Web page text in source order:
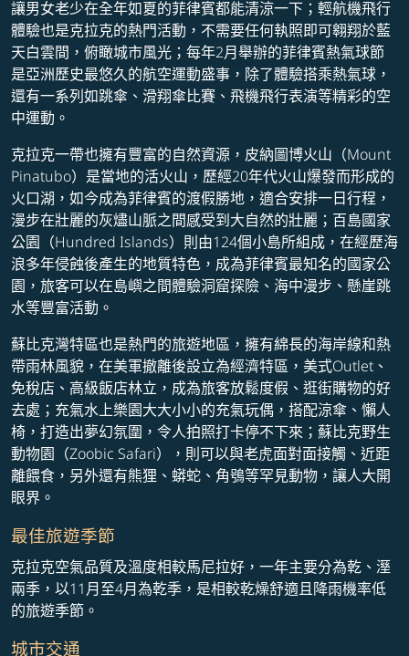
讓男女老少在全年如夏的菲律賓都能清涼一下；輕航機飛行
體驗也是克拉克的熱門活動，不需要任何執照即可翱翔於藍
天白雲間，俯瞰城市風光；每年2月舉辦的菲律賓熱氣球節
是亞洲歷史最悠久的航空運動盛事，除了體驗搭乘熱氣球，
還有一系列如跳傘、滑翔傘比賽、飛機飛行表演等精彩的空
中運動。
克拉克一帶也擁有豐富的自然資源，皮納圖博火山（Mount
Pinatubo）是當地的活火山，歷經20年代火山爆發而形成的
火口湖，如今成為菲律賓的渡假勝地，適合安排一日行程，
漫步在壯麗的灰燼山脈之間感受到大自然的壯麗；百島國家
公園（Hundred Islands）則由124個小島所組成，在經歷海
浪多年侵蝕後產生的地質特色，成為菲律賓最知名的國家公
園，旅客可以在島嶼之間體驗洞窟探險、海中漫步、懸崖跳
水等豐富活動。
蘇比克灣特區也是熱門的旅遊地區，擁有綿長的海岸線和熱
帶雨林風貌，在美軍撤離後設立為經濟特區，美式Outlet、
免稅店、高級飯店林立，成為旅客放鬆度假、逛街購物的好
去處；充氣水上樂園大大小小的充氣玩偶，搭配涼傘、懶人
椅，打造出夢幻氛圍，令人拍照打卡停不下來；蘇比克野生
動物園（Zoobic Safari），則可以與老虎面對面接觸、近距
離餵食，另外還有熊狸、蟒蛇、角鴞等罕見動物，讓人大開
眼界。
最佳旅遊季節
克拉克空氣品質及溫度相較馬尼拉好，一年主要分為乾、溼
兩季，以11月至4月為乾季，是相較乾燥舒適且降雨機率低
的旅遊季節。
城市交通